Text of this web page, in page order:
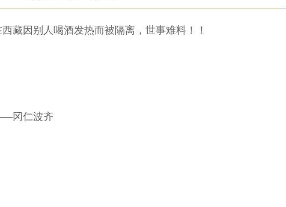
藏因别人喝酒发热而被隔离，世事难料！！
冈仁波齐